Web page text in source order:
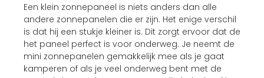
Een klein zonnepaneel is niets anders dan alle
andere zonnepanelen die er zijn. Het enige verschil
is dat hij een stukje kleiner is. Dit zorgt ervoor dat de
het paneel perfect is voor onderweg. Je neemt de
mini zonnepanelen gemakkelijk mee als je gaat
kamperen of als je veel onderweg bent met de